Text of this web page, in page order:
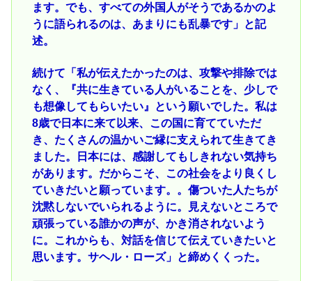
ます。でも、すべての外国人がそうであるかのよ
うに語られるのは、あまりにも乱暴です」と記
述。
続けて「私が伝えたかったのは、攻撃や排除では
なく、『共に生きている人がいることを、少しで
も想像してもらいたい』という願いでした。私は
8歳で日本に来て以来、この国に育てていただ
き、たくさんの温かいご縁に支えられて生きてき
ました。日本には、感謝してもしきれない気持ち
があります。だからこそ、この社会をより良くし
ていきだいと願っています。。傷ついた人たちが
沈黙しないでいられるように。見えないところで
頑張っている誰かの声が、かき消されないよう
に。これからも、対話を信じて伝えていきたいと
思います。サヘル・ローズ」と締めくくった。